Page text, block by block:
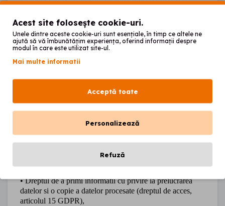
marketing, telemarketing sau alte servicii, alte companii cu
a produselor si serviciilor noastre.
Informatiile dumneavoastra cu caracter personal pot fi
furnizate si catre Parchet, Politie, instantele judecatoresti si
altor organe abilitate ale statului, in baza si in limitele
formulate.
Drepturile dumneavoastra
Ca persoana vizata, puteti contacta responsabilul nostru
sus in vederea exercitarii drepturilor dvs. in conformitate
• Dreptul de a primi informatii cu privire la prelucrarea
datelor si o copie a datelor procesate (dreptul de acces,
articolul 15 GDPR),
Acest site folosește cookie-uri.
Unele dintre aceste cookie-uri sunt esențiale, în timp ce altele ne
ajută să vă îmbunătățim experiența, oferind informații despre
modul în care este utilizat site-ul.
Mai multe informatii
Acceptă toate
Personalizează
Refuză